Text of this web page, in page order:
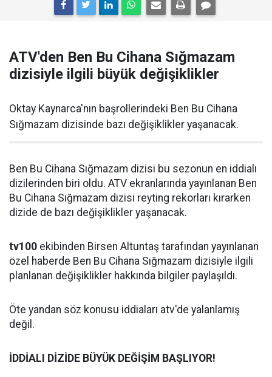
ATV'den Ben Bu Cihana Sığmazam
dizisiyle ilgili büyük değişiklikler
Oktay Kaynarca'nın başrollerindeki Ben Bu Cihana
Sığmazam dizisinde bazı değişiklikler yaşanacak.
Ben Bu Cihana Sığmazam dizisi bu sezonun en iddialı
dizilerinden biri oldu. ATV ekranlarında yayınlanan Ben
Bu Cihana Sığmazam dizisi reyting rekorları kırarken
dizide de bazı değişiklikler yaşanacak.
tv100 ekibinden Birsen Altuntaş tarafından yayınlanan
özel haberde Ben Bu Cihana Sığmazam dizisiyle ilgili
planlanan değişiklikler hakkında bilgiler paylaşıldı.
Öte yandan söz konusu iddiaları atv'de yalanlamış
değil.
İDDİALI DİZİDE BÜYÜK DEĞİŞİM BAŞLIYOR!